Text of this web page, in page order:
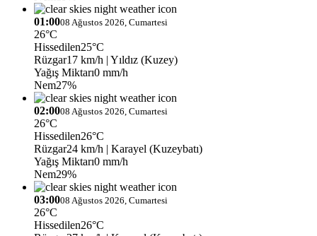
01:0008 Ağustos 2026, Cumartesi
26°C
Hissedilen25°C
Rüzgar17 km/h | Yıldız (Kuzey)
Yağış Miktarı0 mm/h
Nem27%
02:0008 Ağustos 2026, Cumartesi
26°C
Hissedilen26°C
Rüzgar24 km/h | Karayel (Kuzeybatı)
Yağış Miktarı0 mm/h
Nem29%
03:0008 Ağustos 2026, Cumartesi
26°C
Hissedilen26°C